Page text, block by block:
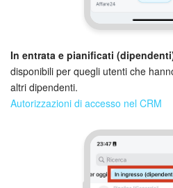
In entrata e pianificati
disponibili per quegli utenti che
altri dipendenti.
Autorizzazioni di accesso nel CRM